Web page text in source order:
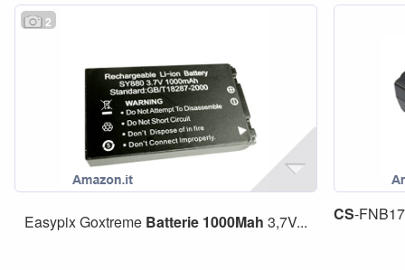
2
Easypix Goxtreme Batterie 1000Mah 3,7V... CS-